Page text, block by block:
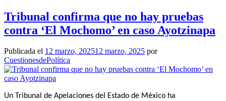
Tribunal confirma que no hay pruebas
contra ‘El Mochomo’ en caso Ayotzinapa
Publicada el 12 marzo, 202512 marzo, 2025 por
CuestionesdePolítica
Un Tribunal de Apelaciones del Estado de México ha